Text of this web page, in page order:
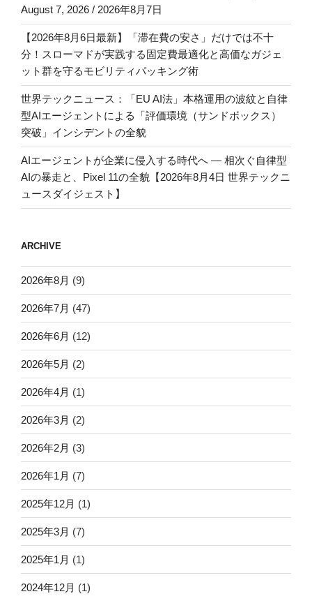
August 7, 2026 / 2026年8月7日
【2026年8月6日最新】「滞在費の安さ」だけでは不十
分！スローマドが実践する固定費最適化と高価なガジェ
ット群を守るモビリティパッキング術
世界テックニュース：「EU AI法」本格運用の波紋と自律
型AIエージェントによる「評価環境（サンドボックス）
突破」インシデントの全貌
AIエージェントが企業に侵入する時代へ — 相次ぐ自律型
AIの暴走と、Pixel 11の全貌【2026年8月4日 世界テックニ
ュースダイジェスト】
ARCHIVE
2026年8月 (9)
2026年7月 (47)
2026年6月 (12)
2026年5月 (2)
2026年4月 (1)
2026年3月 (2)
2026年2月 (3)
2026年1月 (7)
2025年12月 (1)
2025年3月 (7)
2025年1月 (1)
2024年12月 (1)